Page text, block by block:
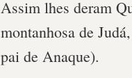
Assim lhes deram
montanhosa de
pai de Anaque).